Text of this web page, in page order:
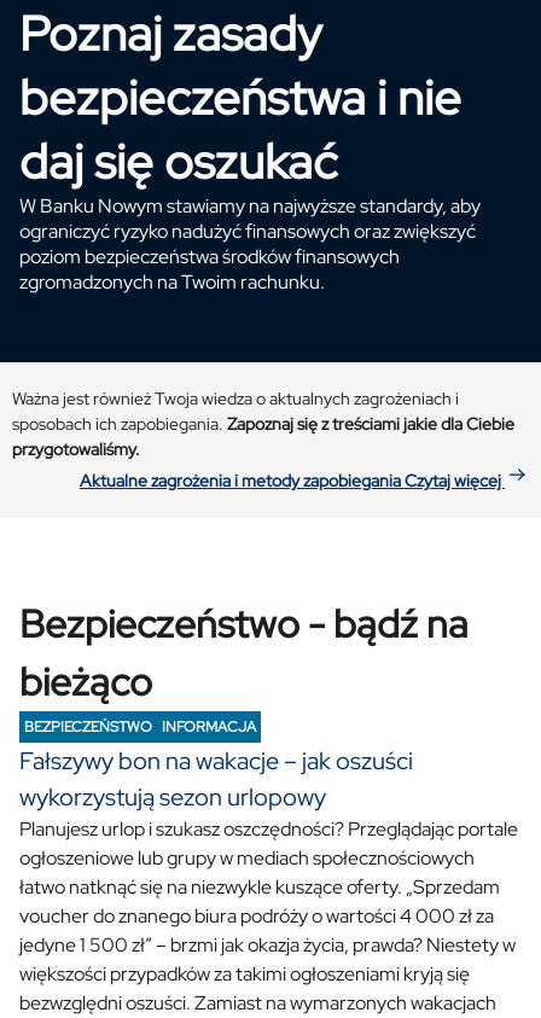
Poznaj zasady
bezpieczeństwa i nie
daj się oszukać
W Banku Nowym stawiamy na najwyższe standardy, aby
ograniczyć ryzyko nadużyć finansowych oraz zwiększyć
poziom bezpieczeństwa środków finansowych
zgromadzonych na Twoim rachunku.
Ważna jest również Twoja wiedza o aktualnych zagrożeniach i
sposobach ich zapobiegania. Zapoznaj się z treściami jakie dla Ciebie
przygotowaliśmy.
Aktualne zagrożenia i metody zapobieganiaCzytaj więcej
Bezpieczeństwo - bądź na
bieżąco
BEZPIECZEŃSTWO INFORMACJA
Fałszywy bon na wakacje – jak oszuści
wykorzystują sezon urlopowy
Planujesz urlop i szukasz oszczędności? Przeglądając portale
ogłoszeniowe lub grupy w mediach społecznościowych
łatwo natknąć się na niezwykle kuszące oferty. „Sprzedam
voucher do znanego biura podróży o wartości 4 000 zł za
jedyne 1 500 zł” – brzmi jak okazja życia, prawda? Niestety w
większości przypadków za takimi ogłoszeniami kryją się
bezwzględni oszuści. Zamiast na wymarzonych wakacjach